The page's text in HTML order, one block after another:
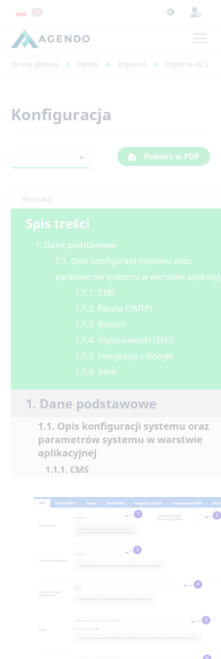
Strona główna Pomoc Imperial Imperial v5.0 -
Konfiguracja
Pobierz w PDF
Spis treści
1. Dane podstawowe
1.1. Opis konfiguracji systemu oraz
parametrów systemu w warstwie
1.1.1. CMS
1.1.2. Poczta (SMTP)
1.1.3. System
1.1.4. Wyszukiwarki (SEO)
1.1.5. Integracja z Google
1.1.6. Inne
1. Dane podstawowe
1.1. Opis konfiguracji systemu oraz
parametrów systemu w warstwie
aplikacyjnej
1.1.1. CMS